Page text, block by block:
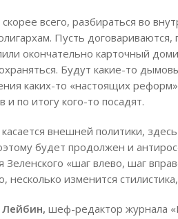
всего, разбираться во
Пусть
окончательно карточный
Будут какие-то
каких-то «настоящих
и по итогу кого-то посадят.
касается внешней политики,
будет продолжен и
Зеленского «шаг влево, шаг
несколько изменится
шеф-редактор журнала